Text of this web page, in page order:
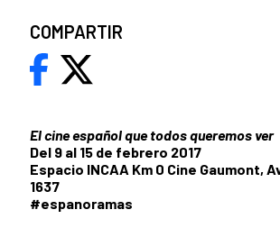
El cine español que todos queremos ver
Del 9 al 15 de febrero 2017
Espacio INCAA Km 0 Cine Gaumont,
1637
#espanoramas
COMPARTIR